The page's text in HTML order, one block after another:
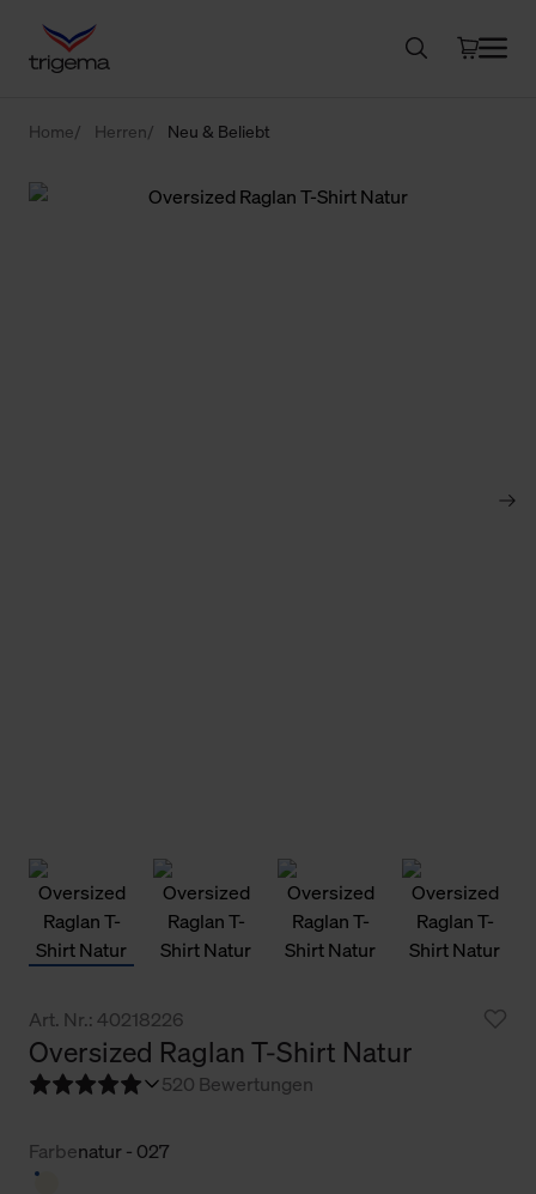
Home Herren Neu & Beliebt
Art. Nr.: 40218226
Oversized Raglan T-Shirt Natur
520 Bewertungen
Farbenatur - 027